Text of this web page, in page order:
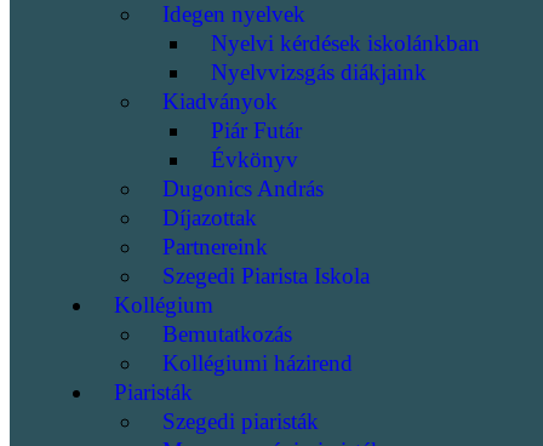
Idegen nyelvek
Nyelvi kérdések iskolánkban
Nyelvvizsgás diákjaink
Kiadványok
Piár Futár
Évkönyv
Dugonics András
Díjazottak
Partnereink
Szegedi Piarista Iskola
Kollégium
Bemutatkozás
Kollégiumi házirend
Piaristák
Szegedi piaristák